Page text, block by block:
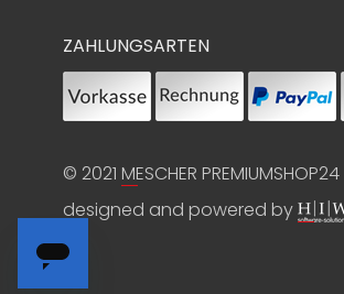
ZAHLUNGSARTEN
© 2021 MESCHER PREMIUMSHOP24
designed and powered by